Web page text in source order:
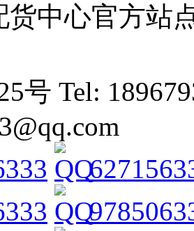
货中心官方站
号 Tel: